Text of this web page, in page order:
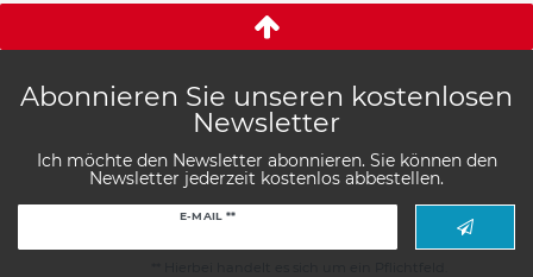
Abonnieren Sie unseren kostenlosen
Newsletter
Ich möchte den Newsletter abonnieren. Sie können den
Newsletter jederzeit kostenlos abbestellen.
E-MAIL **